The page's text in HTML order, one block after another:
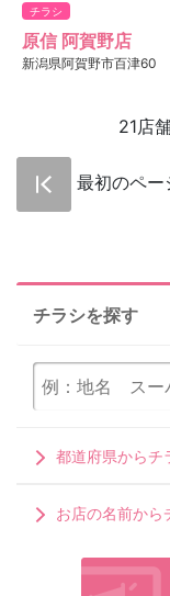
チラシ
原信 阿賀野店
新潟県阿賀野市百津60
21店
最初のペー
チラシを探す
都道府県からチ
お店の名前から